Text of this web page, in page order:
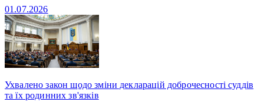
01.07.2026
Ухвалено закон щодо зміни декларацій доброчесності суддів
та їх родинних зв'язків